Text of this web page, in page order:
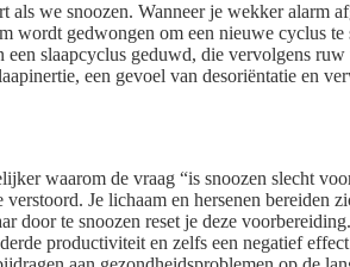
we snoozen. Wanneer je wekker alarm
wordt gedwongen om een nieuwe cyclus
slaapcyclus geduwd, die vervolgens
een gevoel van desoriëntatie en
waarom de vraag “is snoozen slecht
Je lichaam en hersenen bereiden
door te snoozen reset je deze
productiviteit en zelfs een negatief